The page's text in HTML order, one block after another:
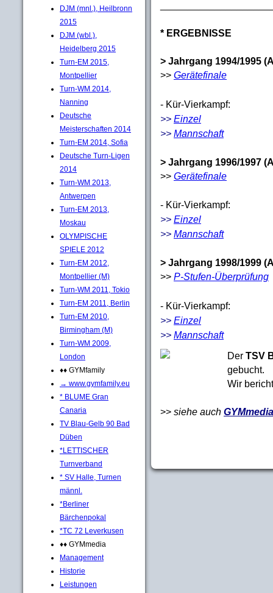
DJM (mnl.), Heilbronn
2015
DJM (wbl.),
Heidelberg 2015
Turn-EM 2015,
Montpellier
Turn-WM 2014,
Nanning
Deutsche
Meisterschaften 2014
Turn-EM 2014, Sofia
Deutsche Turn-Ligen
2014
Turn-WM 2013,
Antwerpen
Turn-EM 2013,
Moskau
OLYMPISCHE
SPIELE 2012
Turn-EM 2012,
Montpellier (M)
Turn-WM 2011, Tokio
Turn-EM 2011, Berlin
Turn-EM 2010,
Birmingham (M)
Turn-WM 2009,
London
♦♦ GYMfamily
→ www.gymfamily.eu
* BLUME Gran
Canaria
TV Blau-Gelb 90 Bad
Düben
*LETTISCHER
Turnverband
* SV Halle, Turnen
männl.
*Berliner
Bärchenpokal
*TC 72 Leverkusen
♦♦ GYMmedia
Management
Historie
Leistungen
* ERGEBNISSE
> Jahrgang 1994/1995
>> Gerätefinale
- Kür-Vierkampf:
>> Einzel
>> Mannschaft
> Jahrgang 1996/1997
>> Gerätefinale
- Kür-Vierkampf:
>> Einzel
>> Mannschaft
> Jahrgang 1998/1999
>> P-Stufen-Überprüfung
- Kür-Vierkampf:
>> Einzel
>> Mannschaft
Der TSV
gebucht.
Wir
>> siehe auch